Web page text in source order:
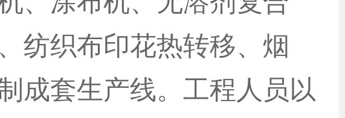
纺织布印花热转移、烟
成套生产线。工程人员以